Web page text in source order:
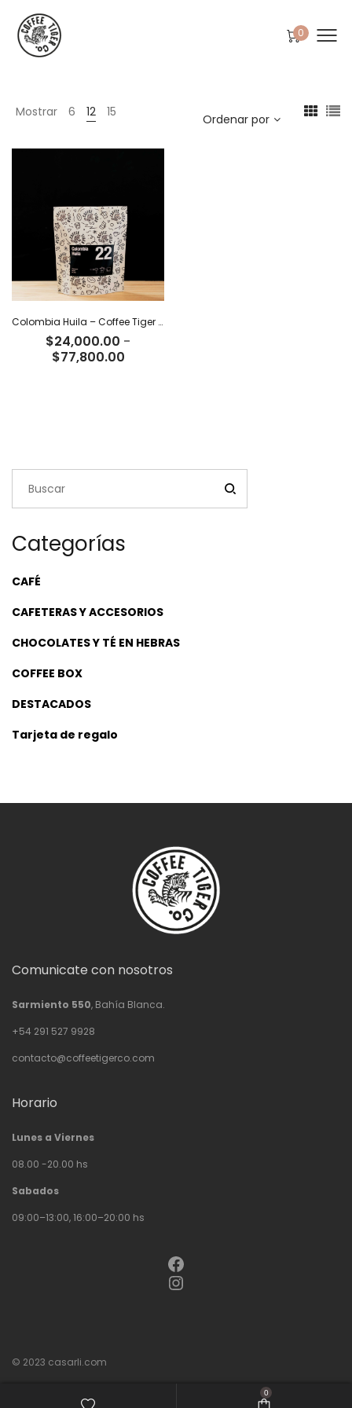
0
Mostrar 6 12 15 Ordenar por
Colombia Huila – Coffee Tiger Co
$24,000.00 -
$77,800.00Rango
Categorías
CAFÉ
CAFETERAS Y ACCESORIOS
CHOCOLATES Y TÉ EN HEBRAS
COFFEE BOX
DESTACADOS
Tarjeta de regalo
Comunicate con nosotros
Sarmiento 550, Bahía Blanca.
+54 291 527 9928
contacto@coffeetigerco.com
Horario
Lunes a Viernes
08.00 -20.00 hs
Sabados
09:00–13:00, 16:00–20:00 hs
Facebook
Instagram
© 2023 casarli.com
0